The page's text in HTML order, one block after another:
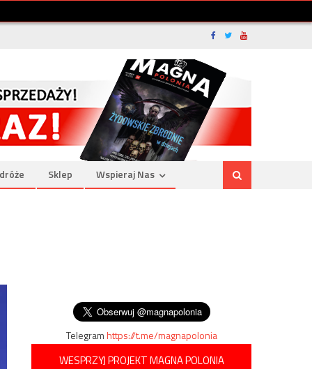
Sklep Wspieraj Nas
Telegramhttps://t.me/magnapolonia
WESPRZYJ PROJEKT MAGNA POLONIA